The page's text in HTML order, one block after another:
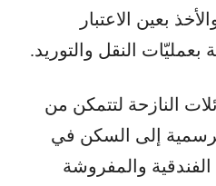
بعين الاعتبار
بعمليّات النقل والتوريد.
النازحة لتتمكن من
إلى السكن في
والمفروشة